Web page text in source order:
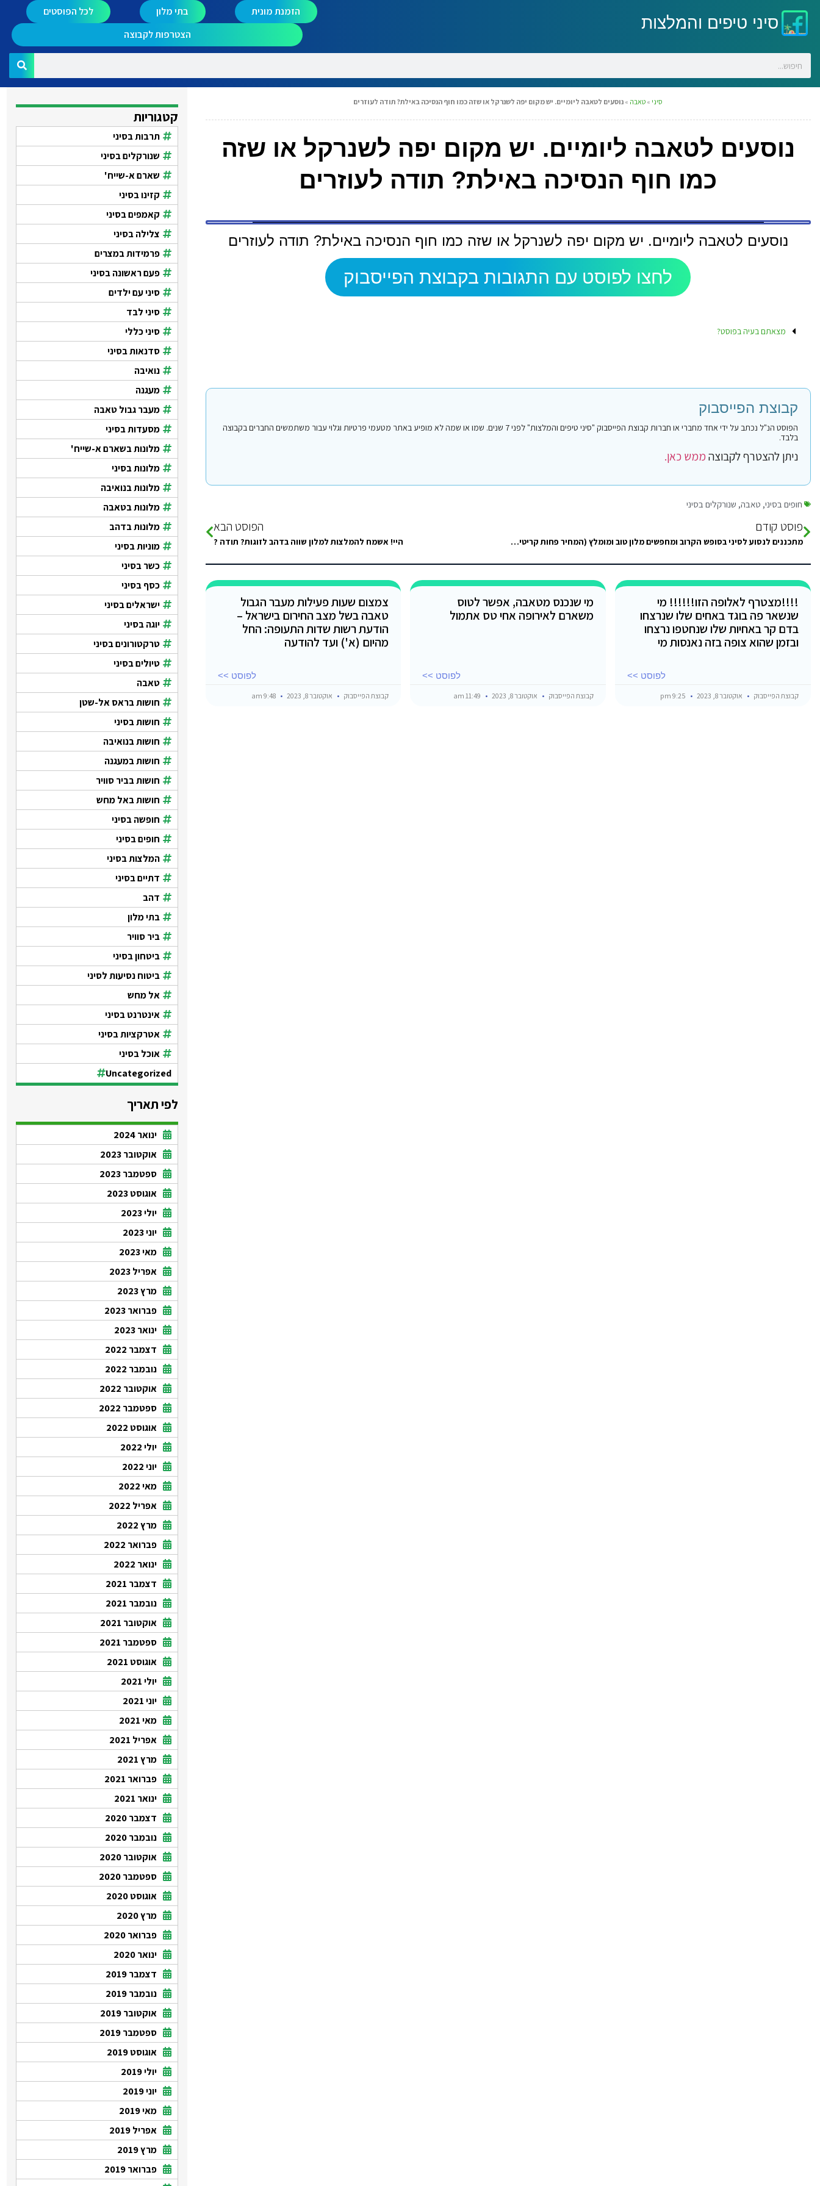
סיני טיפים והמלצות
הזמנת מונית בתי מלון
לכל הפוסטים
הצטרפות לקבוצה
סיני » טאבה » נוסעים לטאבה ליומיים. יש מקום יפה לשנרקל או שזה כמו חוף הנסיכה באילת? תודה לעוזרים
נוסעים לטאבה ליומיים. יש מקום יפה לשנרקל או שזה
כמו חוף הנסיכה באילת? תודה לעוזרים
נוסעים לטאבה ליומיים. יש מקום יפה לשנרקל או שזה כמו חוף הנסיכה באילת? תודה לעוזרים
לחצו לפוסט עם התגובות בקבוצת הפייסבוק
מצאתם בעיה בפוסט?
קבוצת הפייסבוק
הפוסט הנ"ל נכתב על ידי אחד מחברי או חברות קבוצת הפייסבוק "סיני טיפים והמלצות" לפני 7 שנים. שמו או שמה לא מופיע באתר מטעמי פרטיות וגלוי עבור משתמשים החברים בקבוצה
בלבד.
ניתן להצטרף לקבוצהממש כאן.
חופים בסיני, טאבה, שנורקלים בסיני
פוסט קודם
מתכננים לנסוע לסיני בסופש הקרוב ומחפשים מלון טוב ומומלץ (המחיר פחות קריטי) מאוד חשוב שיהיה קרוב למרכז ולחוף כי חלקנו…
הפוסט הבא
היי! אשמח להמלצות למלון שווה בדהב לזוגות? תודה ?
!!!!מצטרף לאלופה הזו!!!!!! מי
שנשאר פה בוגד באחים שלו שנרצחו
בדם קר באחיות שלו שנחטפו נרצחו
ובזמן שהוא צופה בזה נאנסות מי
לפוסט >>
קבוצת הפייסבוק אוקטובר 8, 2023
מי שנכנס מטאבה, אפשר לטוס
משארם לאירופה אחי טס אתמול
לפוסט >>
קבוצת הפייסבוק אוקטובר 8, 2023
צמצום שעות פעילות מעבר הגבול
טאבה בשל מצב החירום בישראל –
הודעת רשות שדות התעופה: החל
מהיום (א') ועד להודעה
לפוסט >>
קבוצת הפייסבוק אוקטובר 8, 2023
קטגוריות
תרבות בסיני
שנורקלים בסיני
שארם א-שייח'
קזינו בסיני
קאמפים בסיני
צלילה בסיני
פרמידות במצרים
פעם ראשונה בסיני
סיני עם ילדים
סיני לבד
סיני כללי
סדנאות בסיני
נואיבה
מעגנה
מעבר גבול טאבה
מסעדות בסיני
מלונות בשארם א-שייח'
מלונות בסיני
מלונות בנואיבה
מלונות בטאבה
מלונות בדהב
מוניות בסיני
כשר בסיני
כסף בסיני
ישראלים בסיני
יוגה בסיני
טרקטורונים בסיני
טיולים בסיני
טאבה
חושות בראס אל-שטן
חושות בסיני
חושות בנואיבה
חושות במעגנה
חושות בביר סוויר
חושות באל מחש
חופשה בסיני
חופים בסיני
המלצות בסיני
דתיים בסיני
דהב
בתי מלון
ביר סוויר
ביטחון בסיני
ביטוח נסיעות לסיני
אל מחש
אינטרנט בסיני
אטרקציות בסיני
אוכל בסיני
Uncategorized
לפי תאריך
ינואר 2024
אוקטובר 2023
ספטמבר 2023
אוגוסט 2023
יולי 2023
יוני 2023
מאי 2023
אפריל 2023
מרץ 2023
פברואר 2023
ינואר 2023
דצמבר 2022
נובמבר 2022
אוקטובר 2022
ספטמבר 2022
אוגוסט 2022
יולי 2022
יוני 2022
מאי 2022
אפריל 2022
מרץ 2022
פברואר 2022
ינואר 2022
דצמבר 2021
נובמבר 2021
אוקטובר 2021
ספטמבר 2021
אוגוסט 2021
יולי 2021
יוני 2021
מאי 2021
אפריל 2021
מרץ 2021
פברואר 2021
ינואר 2021
דצמבר 2020
נובמבר 2020
אוקטובר 2020
ספטמבר 2020
אוגוסט 2020
מרץ 2020
פברואר 2020
ינואר 2020
דצמבר 2019
נובמבר 2019
אוקטובר 2019
ספטמבר 2019
אוגוסט 2019
יולי 2019
יוני 2019
מאי 2019
אפריל 2019
מרץ 2019
פברואר 2019